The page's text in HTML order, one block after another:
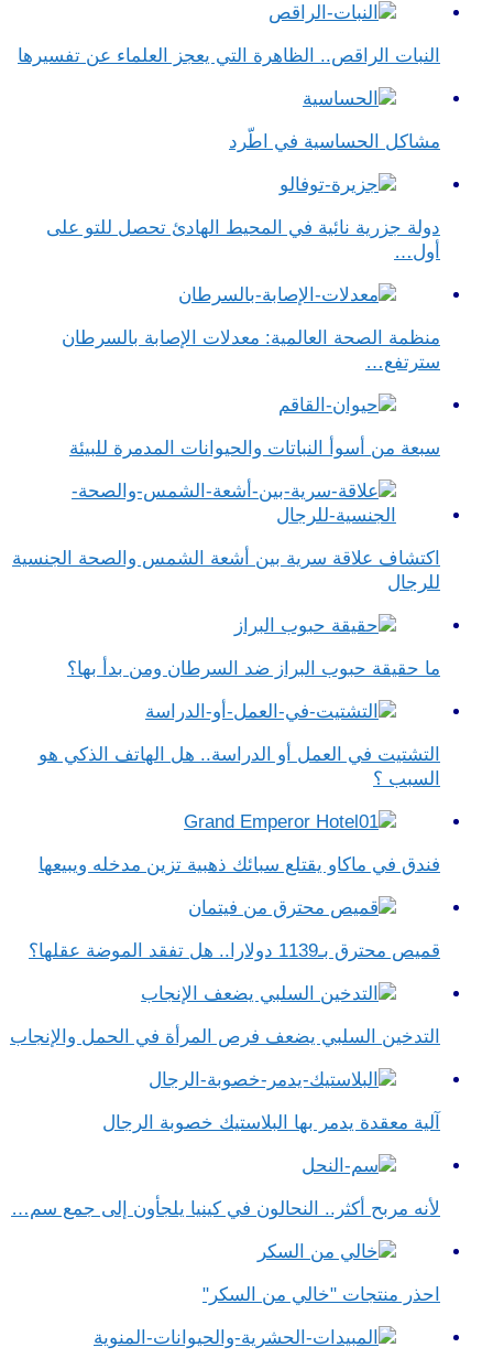
النبات الراقص.. الظاهرة التي يعجز العلماء عن تفسيرها
مشاكل الحساسية في اطّرد
دولة جزرية نائية في المحيط الهادئ تحصل للتو على
أول…
منظمة الصحة العالمية: معدلات الإصابة بالسرطان
سترتفع…
سبعة من أسوأ النباتات والحيوانات المدمرة للبيئة
اكتشاف علاقة سرية بين أشعة الشمس والصحة الجنسية
للرجال
ما حقيقة حبوب البراز ضد السرطان ومن بدأ بها؟
التشتيت في العمل أو الدراسة.. هل الهاتف الذكي هو
السبب ؟
فندق في ماكاو يقتلع سبائك ذهبية تزين مدخله ويبيعها
قميص محترق بـ1139 دولارا.. هل تفقد الموضة عقلها؟
التدخين السلبي يضعف فرص المرأة في الحمل والإنجاب
آلية معقدة يدمر بها البلاستيك خصوبة الرجال
لأنه مربح أكثر.. النحالون في كينيا يلجأون إلى جمع سم…
احذر منتجات "خالي من السكر"